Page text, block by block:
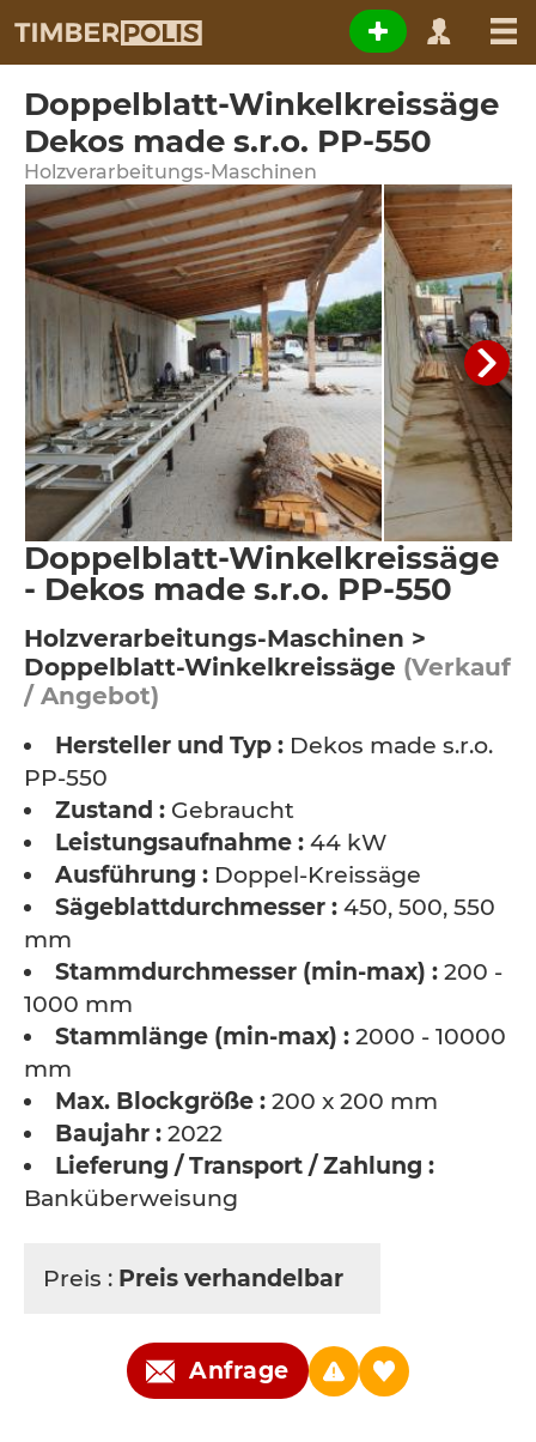
Doppelblatt-Winkelkreissäge
Dekos made s.r.o. PP-550
Holzverarbeitungs-Maschinen
Doppelblatt-Winkelkreissäge
- Dekos made s.r.o. PP-550
Holzverarbeitungs-Maschinen >
Doppelblatt-Winkelkreissäge (Verkauf
/ Angebot)
Hersteller und Typ : Dekos made s.r.o.
PP-550
Zustand : Gebraucht
Leistungsaufnahme : 44 kW
Ausführung : Doppel-Kreissäge
Sägeblattdurchmesser : 450, 500, 550
mm
Stammdurchmesser (min-max) : 200 -
1000 mm
Stammlänge (min-max) : 2000 - 10000
mm
Max. Blockgröße : 200 x 200 mm
Baujahr : 2022
Lieferung / Transport / Zahlung :
Banküberweisung
Preis : Preis verhandelbar
Anfrage